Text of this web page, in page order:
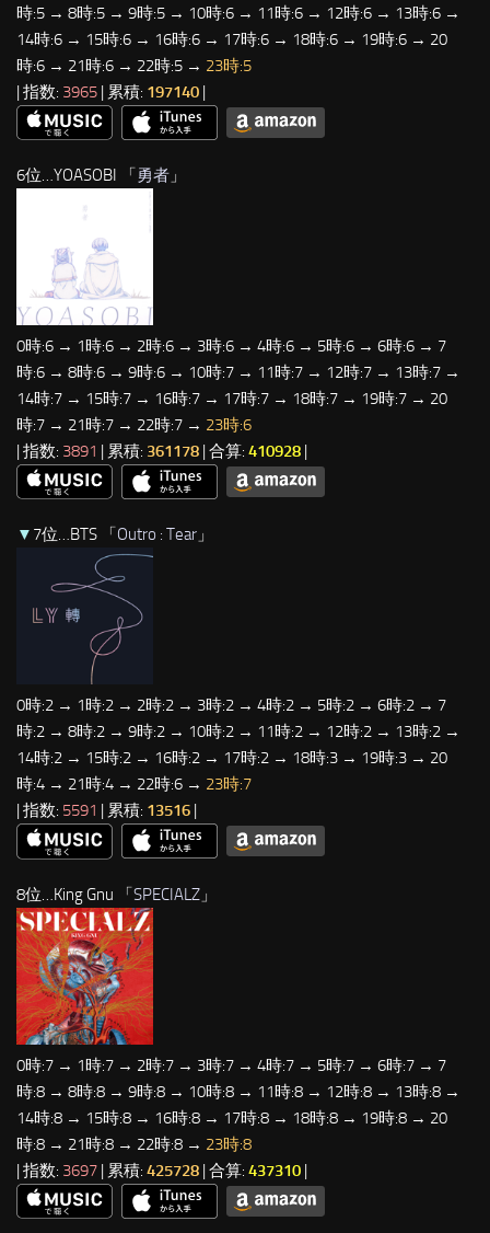
時:5 → 8時:5 → 9時:5 → 10時:6 → 11時:6 → 12時:6 → 13時:6 →
14時:6 → 15時:6 → 16時:6 → 17時:6 → 18時:6 → 19時:6 → 20
時:6 → 21時:6 → 22時:5 → 23時:5
| 指数: 3965 | 累積: 197140 |
6位…YOASOBI 「勇者 」
0時:6 → 1時:6 → 2時:6 → 3時:6 → 4時:6 → 5時:6 → 6時:6 → 7
時:6 → 8時:6 → 9時:6 → 10時:7 → 11時:7 → 12時:7 → 13時:7 →
14時:7 → 15時:7 → 16時:7 → 17時:7 → 18時:7 → 19時:7 → 20
時:7 → 21時:7 → 22時:7 → 23時:6
| 指数: 3891 | 累積: 361178 | 合算: 410928 |
▼ 7位…BTS 「 Outro : Tear 」
0時:2 → 1時:2 → 2時:2 → 3時:2 → 4時:2 → 5時:2 → 6時:2 → 7
時:2 → 8時:2 → 9時:2 → 10時:2 → 11時:2 → 12時:2 → 13時:2 →
14時:2 → 15時:2 → 16時:2 → 17時:2 → 18時:3 → 19時:3 → 20
時:4 → 21時:4 → 22時:6 → 23時:7
| 指数: 5591 | 累積: 13516
8位…King Gnu 「SPECIALZ 」
0時:7 → 1時:7 → 2時:7 → 3時:7 → 4時:7 → 5時:7 → 6時:7 → 7
時:8 → 8時:8 → 9時:8 → 10時:8 → 11時:8 → 12時:8 → 13時:8 →
14時:8 → 15時:8 → 16時:8 → 17時:8 → 18時:8 → 19時:8 → 20
時:8 → 21時:8 → 22時:8 → 23時:8
| 指数: 3697 | 累積: 425728 | 合算: 437310 |